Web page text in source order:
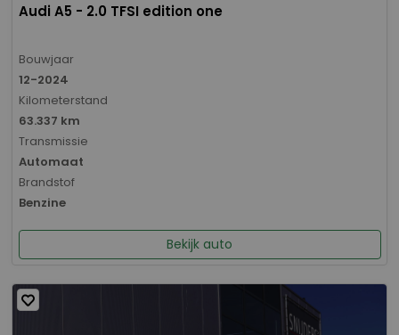
Audi A5 - 2.0 TFSI edition one
Bouwjaar
12-2024
Kilometerstand
63.337 km
Transmissie
Automaat
Brandstof
Benzine
Bekijk auto